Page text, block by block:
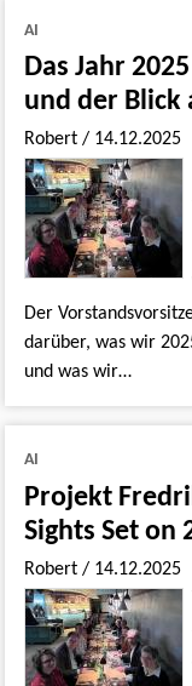
AI
Das Jahr
und der Blick
Robert/ 14.12.2025
Der
darüber, was wir
und was wir…
AI
Projekt
Sights Set on
Robert/ 14.12.2025